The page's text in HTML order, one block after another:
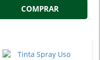
COMPRAR